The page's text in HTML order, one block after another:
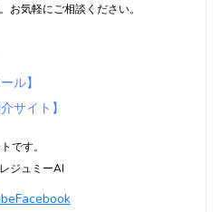
お気軽にご相談ください。
ル】
サイト】
です。
ジュミーAI
Facebook